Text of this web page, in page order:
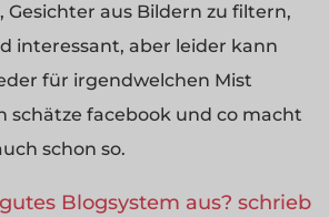
Gesichter aus Bildern zu filtern,
interessant, aber leider kann
für irgendwelchen Mist
schätze facebook und co macht
schon so.
Blogsystem aus? schrieb